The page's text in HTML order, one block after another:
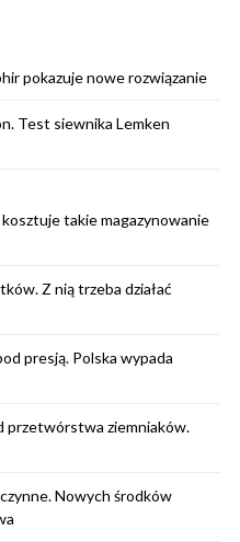
pokazuje nowe rozwiązanie
Test siewnika Lemken
takie magazynowanie
Z nią trzeba działać
presją. Polska wypada
przetwórstwa ziemniaków.
Nowych środków